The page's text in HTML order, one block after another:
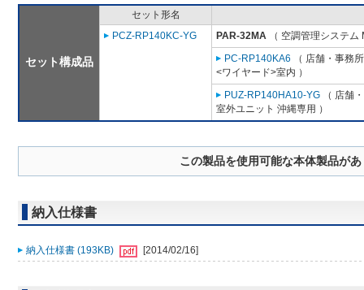
セット構成品
セット形名
PCZ-RP140KC-YG
PAR-32MA （ 空調管理システム
PC-RP140KA6 （ 店舗・事務
<ワイヤード>室内 ）
PUZ-RP140HA10-YG （ 店舗
室外ユニット 沖縄専用 ）
この製品を使用可能な本体製品が
納入仕様書
納入仕様書 (193KB) [2014/02/16]